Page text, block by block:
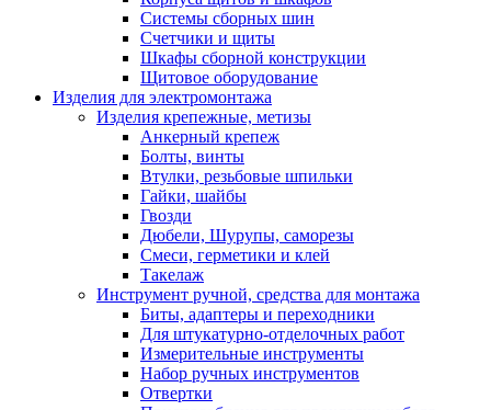
Системы сборных шин
Счетчики и щиты
Шкафы сборной конструкции
Щитовое оборудование
Изделия для электромонтажа
Изделия крепежные, метизы
Анкерный крепеж
Болты, винты
Втулки, резьбовые шпильки
Гайки, шайбы
Гвозди
Дюбели, Шурупы, саморезы
Смеси, герметики и клей
Такелаж
Инструмент ручной, средства для монтажа
Биты, адаптеры и переходники
Для штукатурно-отделочных работ
Измерительные инструменты
Набор ручных инструментов
Отвертки